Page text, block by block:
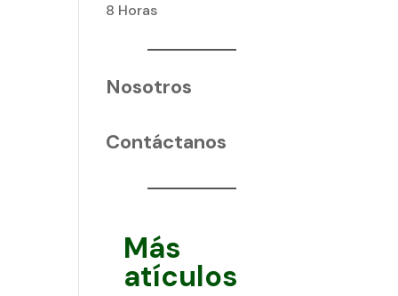
8 Horas
Nosotros
Contáctanos
Más
atículos